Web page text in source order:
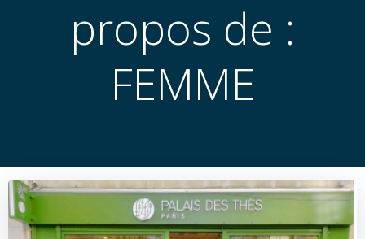
propos de :
FEMME